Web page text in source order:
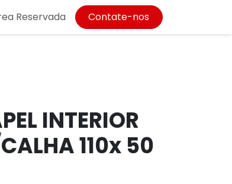
Reservada Contate-nos
INTERIOR
110x 50